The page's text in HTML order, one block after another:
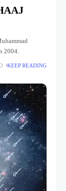
2004.
KEEP READING